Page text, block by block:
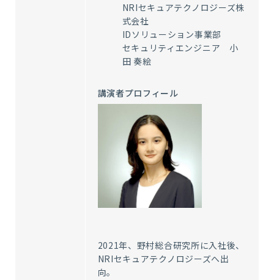
NRIセキュアテクノロジーズ株
式会社
IDソリューション事業部
セキュリティエンジニア 小
田 奏絵
講演者プロフィール
2021年、野村総合研究所に入社後、
NRIセキュアテクノロジーズへ出
向。